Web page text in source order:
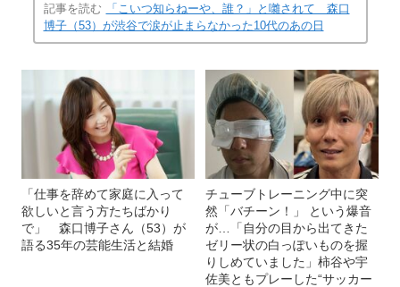
記事を読む
「こいつ知らねーや、誰？」と囃されて 森口
博子（53）が渋谷で涙が止まらなかった10代のあの日
「仕事を辞めて家庭に入って
欲しいと言う方たちばかり
で」 森口博子さん（53）が
語る35年の芸能生活と結婚
チューブトレーニング中に突
然「バチーン！」 という爆音
が…「自分の目から出てきた
ゼリー状の白っぽいものを握
りしめていました」柿谷や宇
佐美ともプレーした“サッカー